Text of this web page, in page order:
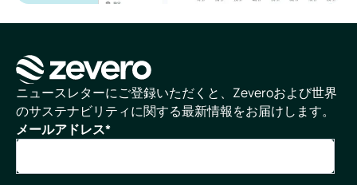
ホームページ
ニュースレターにご登録いただくと、Zeveroおよび世界
のサステナビリティに関する最新情報をお届けします。
メールアドレス*